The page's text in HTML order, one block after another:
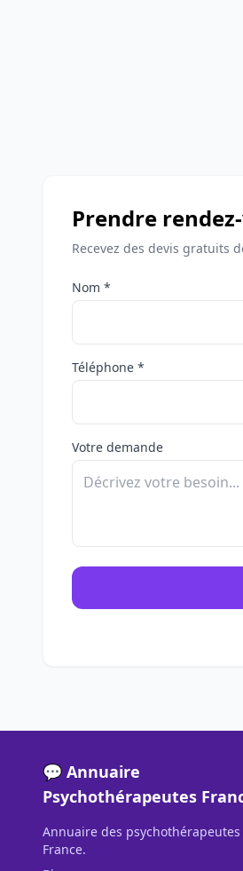
Prendre
Recevez des devis gratuits
Nom *
Téléphone *
Votre demande
💬 Annuaire
Psychothérapeutes
Annuaire des psychothérapeutes
France.